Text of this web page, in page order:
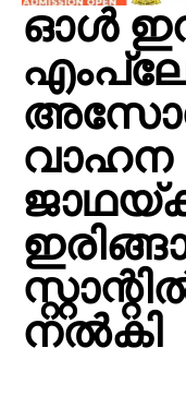
ഓള്‍
നല്‍കി